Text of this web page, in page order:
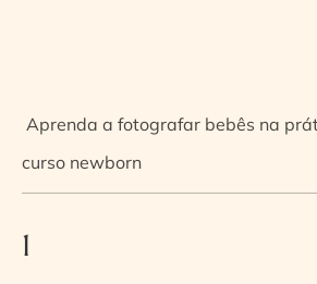
Aprenda a fotografar bebês na
curso newborn
1